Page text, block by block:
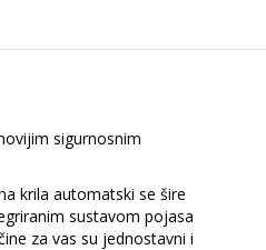
sigurnosnim
krila automatski se šire
sustavom pojasa
za vas su jednostavni i